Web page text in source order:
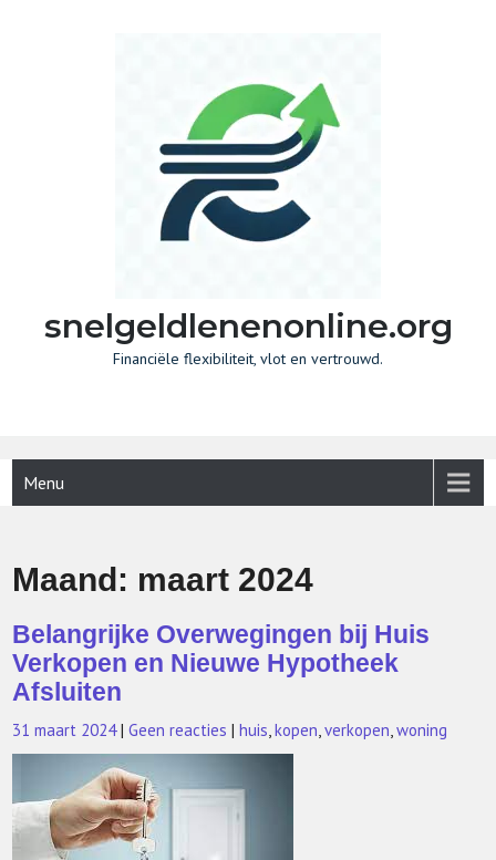
snelgeldlenenonline.org
Financiële flexibiliteit, vlot en vertrouwd.
Menu
Maand: maart 2024
Belangrijke Overwegingen bij Huis
Verkopen en Nieuwe Hypotheek
Afsluiten
31 maart 2024 |Geen reacties |huis,kopen,verkopen,woning